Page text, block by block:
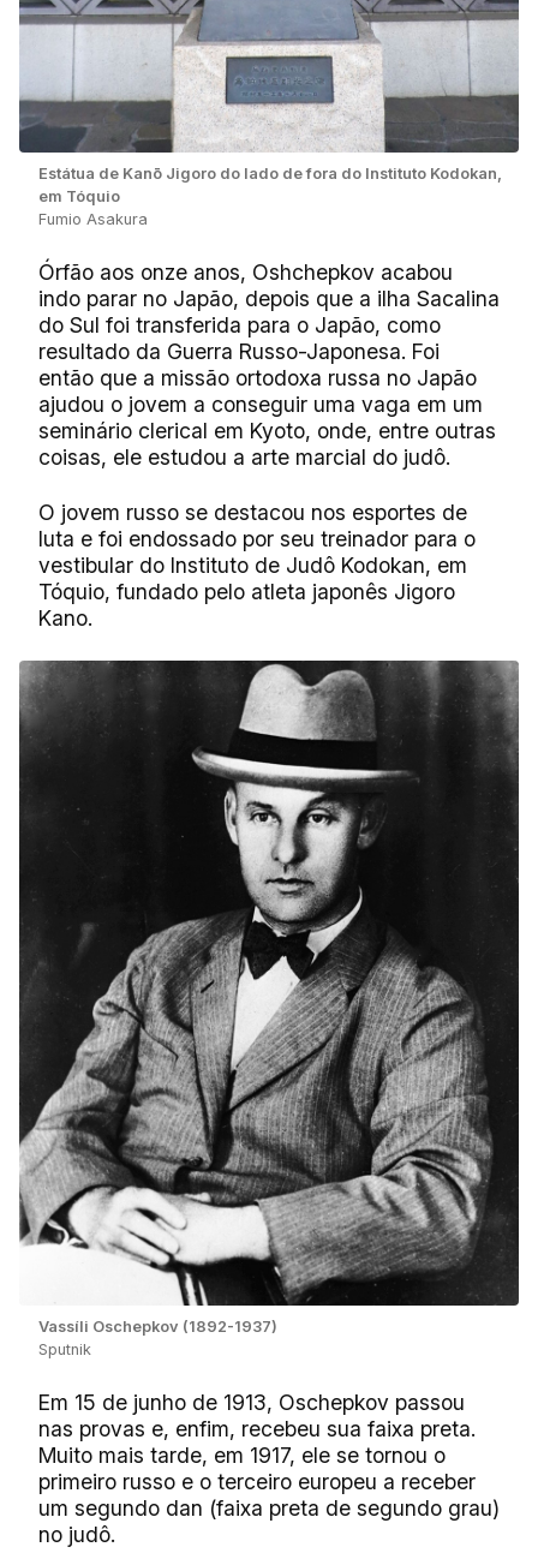
Estátua de Kanō Jigoro do lado de fora do Instituto Kodokan,
em Tóquio
Fumio Asakura
Órfão aos onze anos, Oshchepkov acabou
indo parar no Japão, depois que a ilha Sacalina
do Sul foi transferida para o Japão, como
resultado da Guerra Russo-Japonesa. Foi
então que a missão ortodoxa russa no Japão
ajudou o jovem a conseguir uma vaga em um
seminário clerical em Kyoto, onde, entre outras
coisas, ele estudou a arte marcial do judô.
O jovem russo se destacou nos esportes de
luta e foi endossado por seu treinador para o
vestibular do Instituto de Judô Kodokan, em
Tóquio, fundado pelo atleta japonês Jigoro
Kano.
Vassíli Oschepkov (1892-1937)
Sputnik
Em 15 de junho de 1913, Oschepkov passou
nas provas e, enfim, recebeu sua faixa preta.
Muito mais tarde, em 1917, ele se tornou o
primeiro russo e o terceiro europeu a receber
um segundo dan (faixa preta de segundo grau)
no judô.